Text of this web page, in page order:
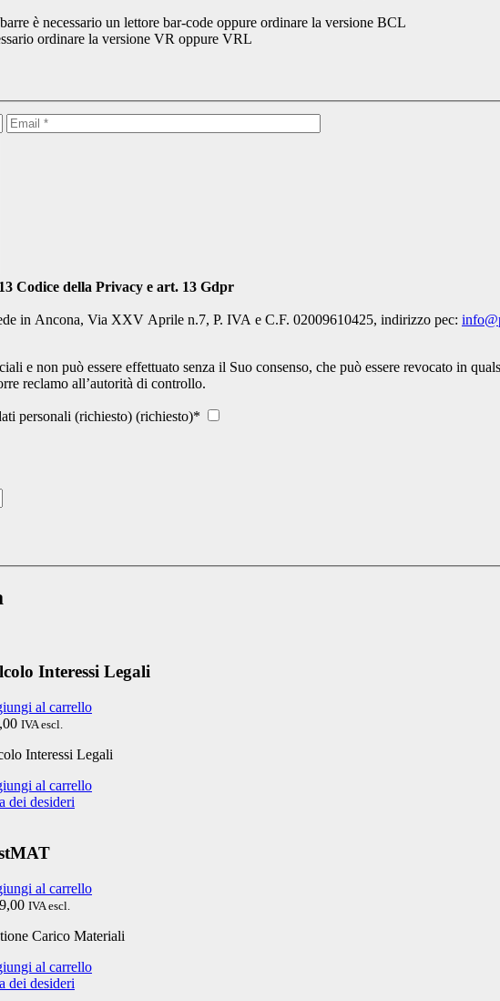
è necessario un lettore bar-code oppure ordinare la versione BCL
ordinare la versione VR oppure VRL
sul trattamento dei dati personali, art 13 Codice della Privacy e art. 13 Gdpr
in Ancona, Via XXV Aprile n.7, P. IVA e C.F. 02009610425, indirizzo pec:
e non può essere effettuato senza il Suo consenso, che può essere revocato in
reclamo all’autorità di controllo.
personali (richiesto) (richiesto)*
Interessi Legali
al carrello
IVA escl.
Interessi Legali
al carrello
dei desideri
al carrello
IVA escl.
Carico Materiali
al carrello
dei desideri